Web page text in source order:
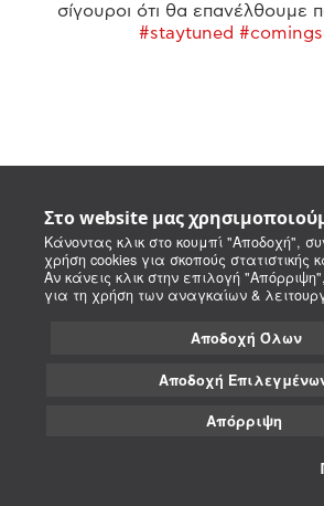
Στο website μας
Κάνοντας κλικ στο κουμπί "Αποδοχή",
χρήση cookies για σκοπούς στατιστικής
Αν κάνεις κλικ στην επιλογή
για τη χρήση των αναγκαίων &
Αποδοχή Όλων
Αποδοχή
Απόρριψη
σίγουροι ότι θα επανέλθουμε
#staytuned